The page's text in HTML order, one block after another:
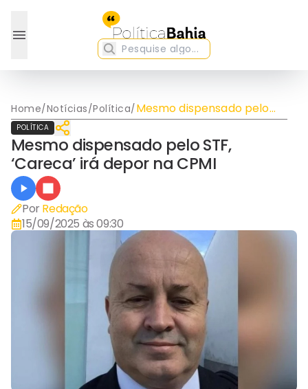
Home/Notícias/Política/Mesmo dispensado pelo
STF, ‘Careca’ irá depor na
POLÍTICA
Mesmo dispensado pelo STF,
‘Careca’ irá depor na CPMI
Por Redação
15/09/2025 às 09:30